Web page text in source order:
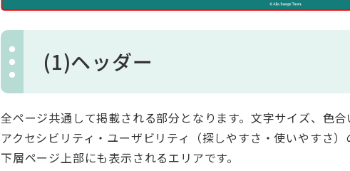
(1)ヘッダー
全ページ共通して掲載される部分となります。文字サイズ、色合
アクセシビリティ・ユーザビリティ（探しやすさ・使いやすさ）
下層ページ上部にも表示されるエリアです。